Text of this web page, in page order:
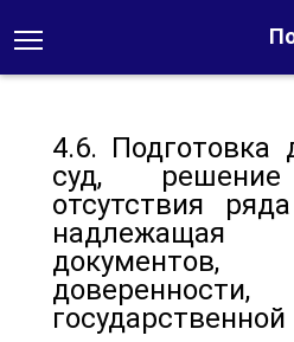
4.6. Подготовка
суд,
отсутствия
документов,